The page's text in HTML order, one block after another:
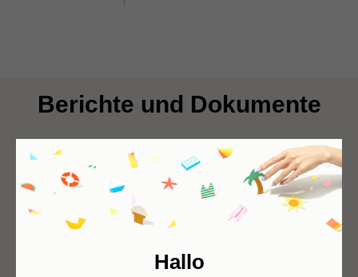
Berichte und Dokumente
Transparenz ist uns sehr wichtig. Hier finden
Sie Berichte über unsere Aktivitäten und
Projekte sowie weitere Unterlagen unseres
Hallo